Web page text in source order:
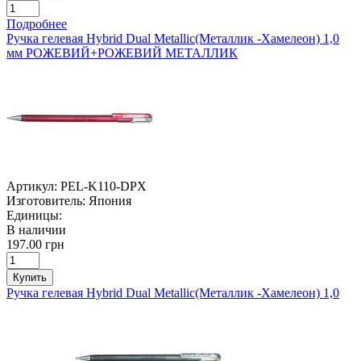
Подробнее
Ручка гелевая Hybrid Dual Metallic(Металлик -Хамелеон) 1,0
мм РОЖЕВИЙ+РОЖЕВИЙ МЕТАЛЛИК
Артикул: PEL-K110-DPX
Изготовитель: Япония
Единицы:
В наличии
197.00 грн
Купить
Ручка гелевая Hybrid Dual Metallic(Металлик -Хамелеон) 1,0